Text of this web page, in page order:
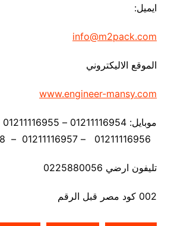
ايميل:
info@m2pack.com
الموقع الاليكتروني
www.engineer-mansy.com
تليفون ارضي 0225880056
002 كود مصر قبل الرقم